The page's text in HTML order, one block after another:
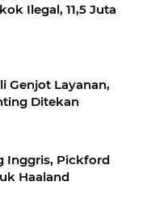
Ilegal, 11,5 Juta
Genjot Layanan,
Ditekan
Inggris, Pickford
Haaland